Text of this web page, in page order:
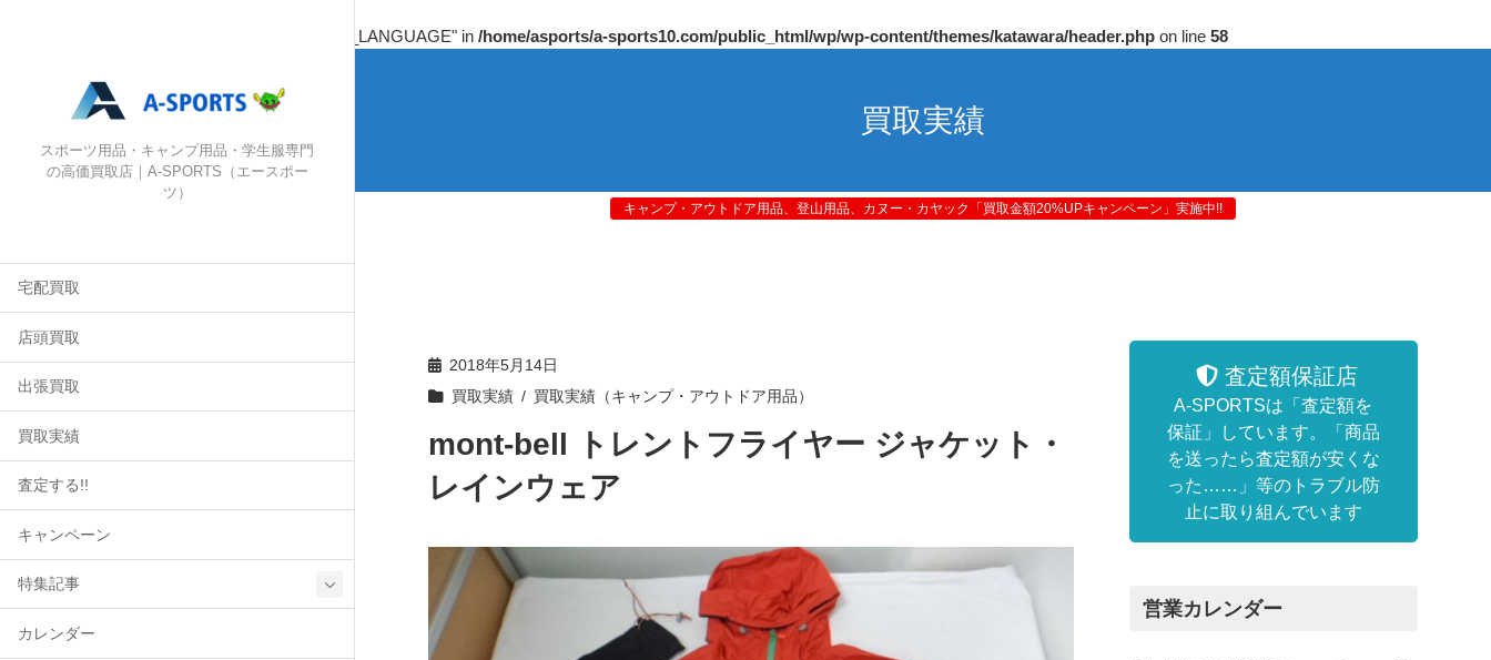
: Undefined array key "HTTP_ACCEPT_LANGUAGE" in /home/asports/a-sports10.com/public_html/wp/wp-content/themes/katawara/header.php on line 58
スポーツ用品・キャンプ用品・学生服専門
の高価買取店｜A-SPORTS（エースポー
ツ）
宅配買取
店頭買取
出張買取
買取実績
査定する!!
キャンペーン
特集記事
カレンダー
買取実績
キャンプ・アウトドア用品、登山用品、カヌー・カヤック「買取金額20%UPキャンペーン」実施中!!
2018年5月14日
買取実績
買取実績（キャンプ・アウトドア用品）
mont-bell トレントフライヤー ジャケット・
レインウェア
査定額保証店
A-SPORTSは「査定額を
保証」しています。「商品
を送ったら査定額が安くな
った……」等のトラブル防
止に取り組んでいます
営業カレンダー